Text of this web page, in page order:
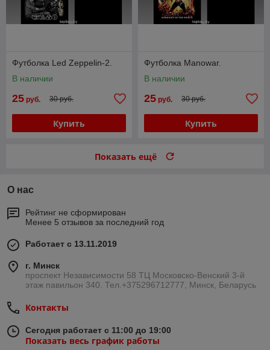
Футболка Led Zeppelin-2.
В наличии
25 руб. 30 руб.
Купить
Футболка Manowar.
В наличии
25 руб. 30 руб.
Купить
Показать ещё
О нас
Рейтинг не сформирован
Менее 5 отзывов за последний год
Работает с 13.11.2019
г. Минск
проспект Независимости 58 ТЦ Московско-Венский 3-й
этаж павильон 340. Тел.+375296712777, Минск, Беларусь
Контакты
Сегодня работает с 11:00 до 19:00
Показать весь график работы